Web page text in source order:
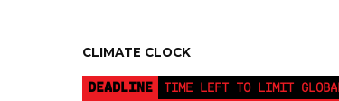
CLIMATE CLOCK
DEADLINE TIME LEFT TO LIMIT